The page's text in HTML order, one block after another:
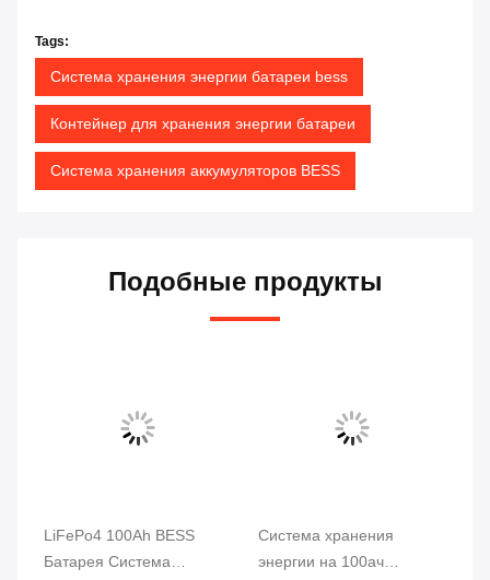
Tags:
Система хранения энергии батареи bess
Контейнер для хранения энергии батареи
Система хранения аккумуляторов BESS
Подобные продукты
LiFePo4 100Ah BESS
Батарея Система
Система хранения
энергии на 100ач